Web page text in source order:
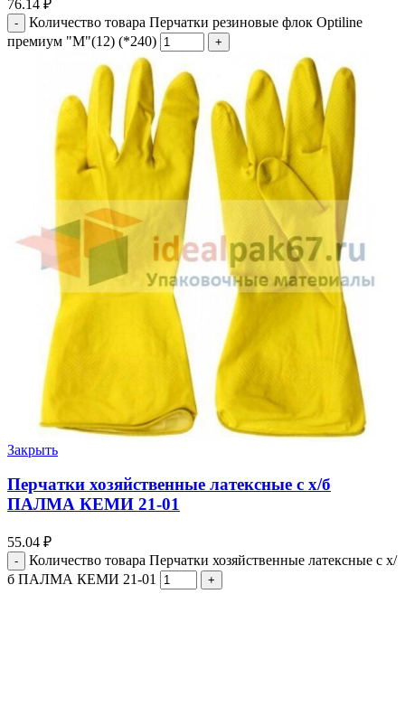
76.14 ₽
Количество товара Перчатки резиновые флок Optiline
премиум "М"(12) (*240)
Закрыть
Перчатки хозяйственные латексные с х/б
ПАЛМА КЕМИ 21-01
55.04 ₽
Количество товара Перчатки хозяйственные латексные с х/
б ПАЛМА КЕМИ 21-01